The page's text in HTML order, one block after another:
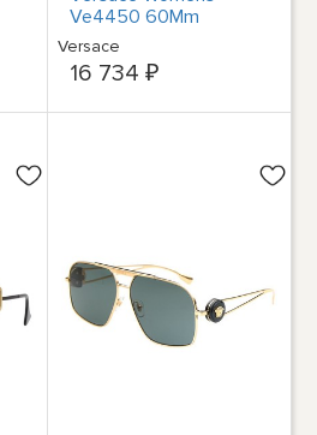
Ve4450 60Mm
Женские желтые
Versace
16 734 ₽